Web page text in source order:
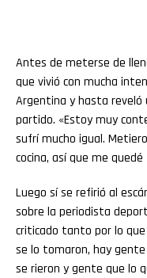
Antes de meterse de
que vivió con mucha
Argentina y hasta reveló
partido. «Estoy muy
sufrí mucho igual.
cocina, así que me
Luego sí se refirió al
sobre la periodista
criticado tanto por lo
se lo tomaron, hay
se rieron y gente que lo